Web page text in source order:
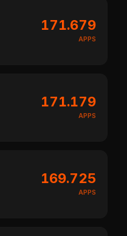
171.679
APPS
171.179
APPS
169.725
APPS